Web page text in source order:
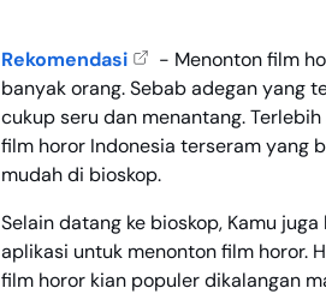
Rekomendasi
- Menonton film
banyak orang. Sebab adegan yang
cukup seru dan menantang.
film horor Indonesia terseram yang
mudah di bioskop.
Selain datang ke bioskop, Kamu
aplikasi untuk menonton film horor.
film horor kian populer dikalangan